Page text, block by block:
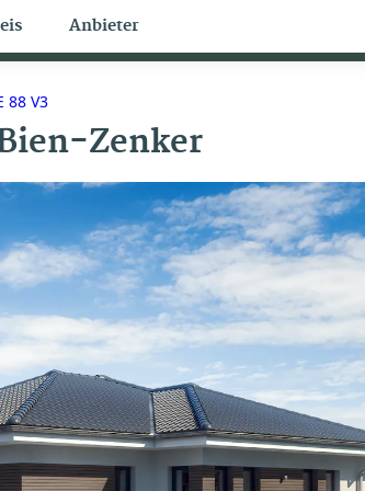
Bungalow Themen
88 V3
Zenker
Anbieter